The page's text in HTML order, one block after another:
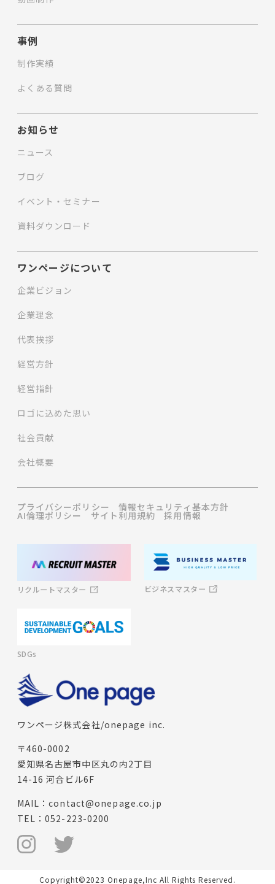
事例
制作実績
よくある質問
お知らせ
ニュース
ブログ
イベント・セミナー
資料ダウンロード
ワンページについて
企業ビジョン
企業理念
代表挨拶
経営方針
経営指針
ロゴに込めた思い
社会貢献
会社概要
プライバシーポリシー 情報セキュリティ基本方針
AI倫理ポリシー サイト利用規約 採用情報
ワンページ株式会社/onepage inc.
〒460-0002
愛知県名古屋市中区丸の内2丁目
14-16 河合ビル6F
MAIL：contact@onepage.co.jp
TEL：052-223-0200
リクルートマスター ビジネスマスター
SDGs
Copyright©2023 Onepage,Inc All Rights Reserved.